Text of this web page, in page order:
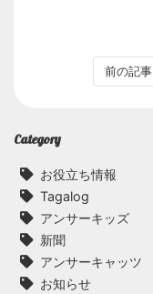
前の記事
Category
お役立ち情報
Tagalog
アンサーキッズ
新聞
アンサーキャッツ
お知らせ